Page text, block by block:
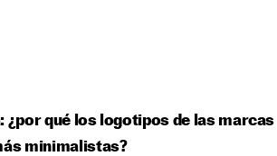
¿por qué los logotipos de las marcas
minimalistas?